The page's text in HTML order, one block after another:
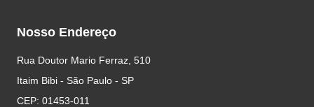
Nosso Endereço
Rua Doutor Mario Ferraz, 510
Itaim Bibi - São Paulo - SP
CEP: 01453-011